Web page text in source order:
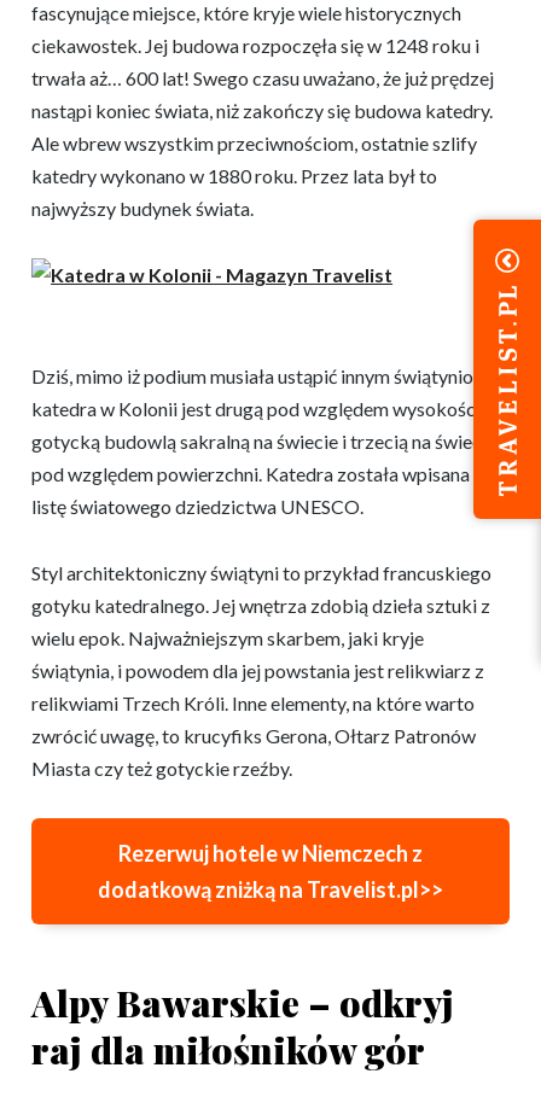
fascynujące miejsce, które kryje wiele historycznych
ciekawostek. Jej budowa rozpoczęła się w 1248 roku i
trwała aż… 600 lat! Swego czasu uważano, że już prędzej
nastąpi koniec świata, niż zakończy się budowa katedry.
Ale wbrew wszystkim przeciwnościom, ostatnie szlify
katedry wykonano w 1880 roku. Przez lata był to
najwyższy budynek świata.
Dziś, mimo iż podium musiała ustąpić innym świątyniom,
katedra w Kolonii jest drugą pod względem wysokości
gotycką budowlą sakralną na świecie i trzecią na świecie
pod względem powierzchni. Katedra została wpisana na
listę światowego dziedzictwa UNESCO.
Styl architektoniczny świątyni to przykład francuskiego
gotyku katedralnego. Jej wnętrza zdobią dzieła sztuki z
wielu epok. Najważniejszym skarbem, jaki kryje
świątynia, i powodem dla jej powstania jest relikwiarz z
relikwiami Trzech Króli. Inne elementy, na które warto
zwrócić uwagę, to krucyfiks Gerona, Ołtarz Patronów
Miasta czy też gotyckie rzeźby.
Rezerwuj hotele w Niemczech z
dodatkową zniżką na Travelist.pl>>
Alpy Bawarskie – odkryj
raj dla miłośników gór